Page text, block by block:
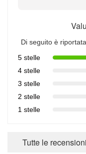
Di seguito è
5 stelle
4 stelle
3 stelle
2 stelle
1 stelle
Tutte le recensioni